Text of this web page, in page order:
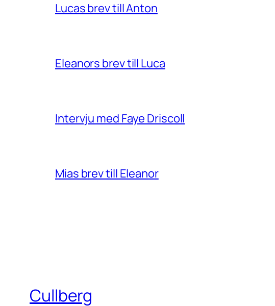
Lucas brev till Anton
Eleanors brev till Luca
Intervju med Faye Driscoll
Mias brev till Eleanor
Cullberg